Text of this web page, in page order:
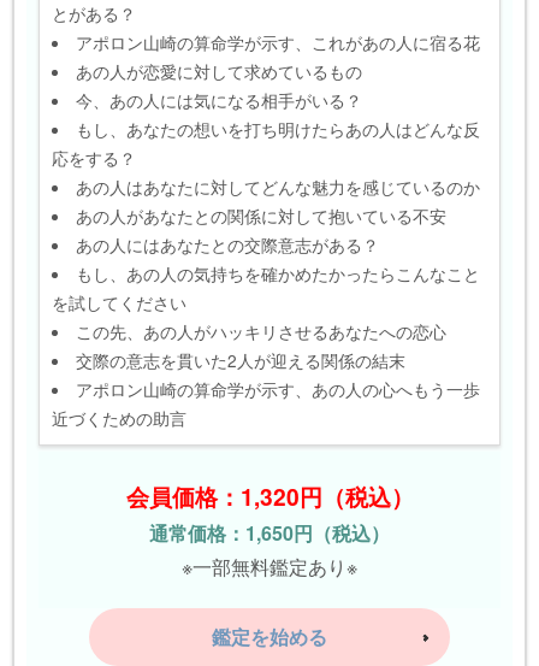
とがある？
アポロン山崎の算命学が示す、これがあの人に宿る花
あの人が恋愛に対して求めているもの
今、あの人には気になる相手がいる？
もし、あなたの想いを打ち明けたらあの人はどんな反
応をする？
あの人はあなたに対してどんな魅力を感じているのか
あの人があなたとの関係に対して抱いている不安
あの人にはあなたとの交際意志がある？
もし、あの人の気持ちを確かめたかったらこんなこと
を試してください
この先、あの人がハッキリさせるあなたへの恋心
交際の意志を貫いた2人が迎える関係の結末
アポロン山崎の算命学が示す、あの人の心へもう一歩
近づくための助言
会員価格：1,320円（税込）
通常価格：1,650円（税込）
※一部無料鑑定あり※
鑑定を始める